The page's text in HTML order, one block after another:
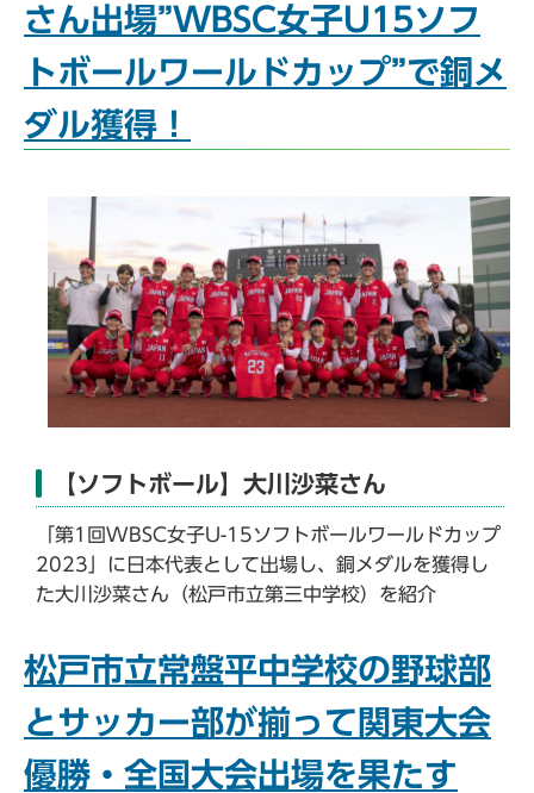
さん出場”WBSC女子U15ソフ
トボールワールドカップ”で銅メ
ダル獲得！
【ソフトボール】大川沙菜さん
「第1回WBSC女子U-15ソフトボールワールドカップ
2023」に日本代表として出場し、銅メダルを獲得し
た大川沙菜さん（松戸市立第三中学校）を紹介
松戸市立常盤平中学校の野球部
とサッカー部が揃って関東大会
優勝・全国大会出場を果たす